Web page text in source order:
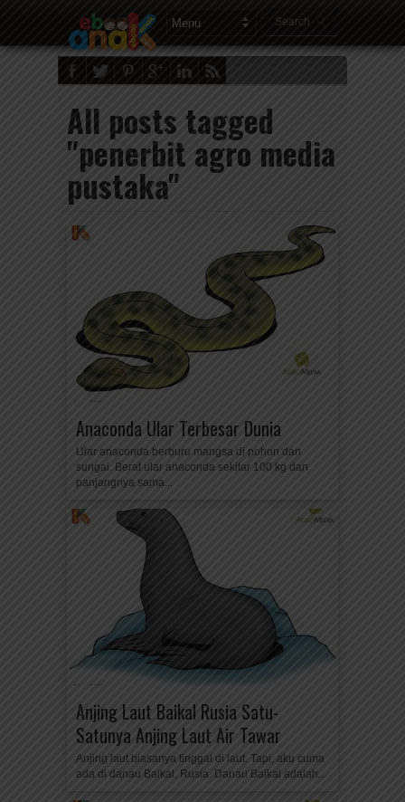
All posts tagged
"penerbit agro media
pustaka"
Anaconda Ular Terbesar Dunia
Ular anaconda berburu mangsa di pohon dan
sungai. Berat ular anaconda sekitar 100 kg dan
panjangnya sama...
Anjing Laut Baikal Rusia Satu-
Satunya Anjing Laut Air Tawar
Anjing laut biasanya tinggal di laut. Tapi, aku cuma
ada di danau Baikal, Rusia. Danau Baikal adalah...